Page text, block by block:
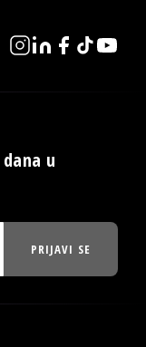
u
PRIJAVI SE